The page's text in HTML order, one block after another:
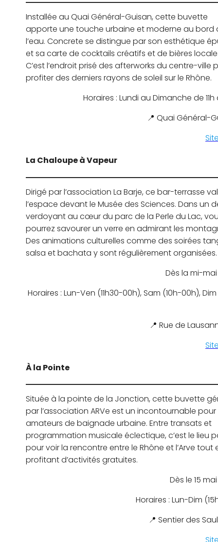
Installée au Quai Général-Guisan, cette buvette
apporte une touche urbaine et moderne au bord
l’eau. Concrete se distingue par son esthétique
et sa carte de cocktails créatifs et de bières
C’est l’endroit prisé des afterworks du centre-ville
profiter des derniers rayons de soleil sur le Rhône.
Horaires : Lundi au Dimanche de 11h
📍 Quai Général-
La Chaloupe à Vapeur
Dirigé par l’association La Barje, ce bar-terrasse
l’espace devant le Musée des Sciences. Dans un
verdoyant au cœur du parc de la Perle du Lac,
pourrez savourer un verre en admirant les
Des animations culturelles comme des soirées
salsa et bachata y sont régulièrement organisées.
Dès la mi-
Horaires : Lun-Ven (11h30-00h), Sam (10h-00h),
📍 Rue de
À la Pointe
Située à la pointe de la Jonction, cette buvette
par l’association ARVe est un incontournable pour
amateurs de baignade urbaine. Entre transats et
programmation musicale éclectique, c’est le lieu
pour voir la rencontre entre le Rhône et l’Arve tout
profitant d’activités gratuites.
Dès le 15
Horaires : Lun-Dim
📍 Sentier des